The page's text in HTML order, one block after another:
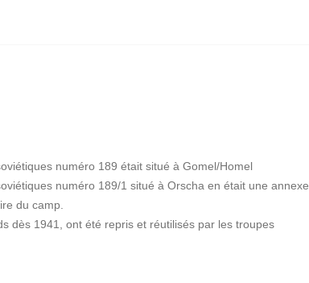
numéro 189 était situé à Gomel/Homel
numéro 189/1 situé à Orscha en était une annexe
du camp.
dès 1941, ont été repris et réutilisés par les troupes